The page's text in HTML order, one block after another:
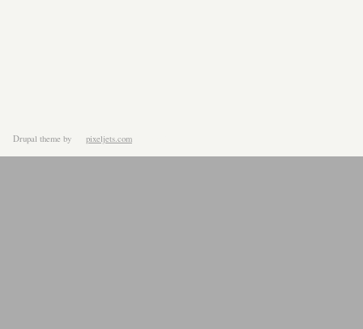
Drupal theme by pixeljets.com